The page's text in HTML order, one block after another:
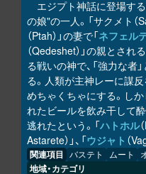
エジプト神話に登場す
の娘"の一人。「サクメト（
（Ptah）」の妻で「ネフェル
（Qedeshet）」の親とさ
る戦いの神で、「強力な者
る。人類が主神レーに謀
めちゃくちゃにする。し
れたビールを飲み干して
逃れたという。「ハトホル
Astarete）」、「ウジャト （
関連項目 バステト ムート
地域・カテゴリ